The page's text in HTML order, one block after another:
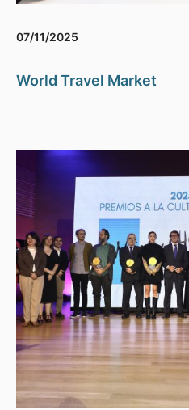
07/11/2025
World Travel Market